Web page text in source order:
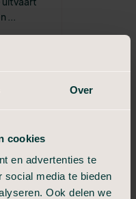
Over
cookies
en advertenties te
social media te bieden
Ook delen we
de